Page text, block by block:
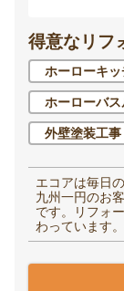
得意なリフ
ホーローキ
ホーローバ
外壁塗装工事
エコアは毎日
九州一円のお
です。リフォ
わっています